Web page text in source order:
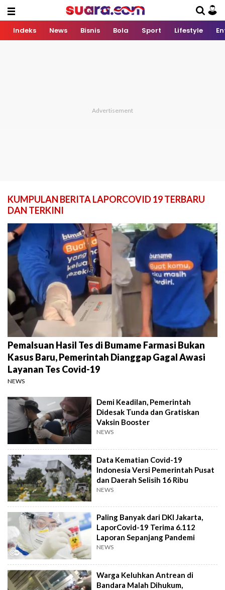
Indeks News Bisnis Bola Sport Lifestyle
KUMPULAN BERITA LAPORCOVID 19 TERBARU
DAN TERKINI
Pemalsuan Hasil Tes di Bumame Farmasi Bukan
Kasus Baru, Pemerintah Dianggap Gagal Awasi
Layanan Tes Covid-19
NEWS
Demi Keadilan, Pemerintah
Didesak Tunda dan Gratiskan
Vaksin Booster
NEWS
Data Kematian Covid-19
Indonesia Versi Pemerintah Pusat
dan Daerah Selisih 16 Ribu
NEWS
Paling Banyak dari DKI Jakarta,
LaporCovid-19 Terima 6.112
Laporan Sepanjang Pandemi
NEWS
Warga Keluhkan Antrean di
Bandara Malah Dihukum,